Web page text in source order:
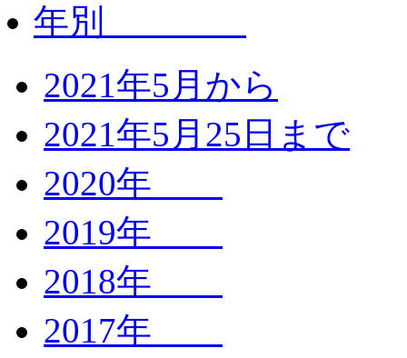
年別
2021年5月から
2021年5月25日まで
2020年
2019年
2018年
2017年